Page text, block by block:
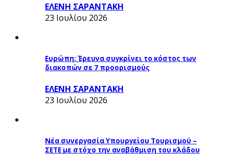
ΕΛΕΝΗ ΣΑΡΑΝΤΑΚΗ
23 Ιουλίου 2026
Ευρώπη: Έρευνα συγκρίνει το κόστος των
διακοπών σε 7 προορισμούς
ΕΛΕΝΗ ΣΑΡΑΝΤΑΚΗ
23 Ιουλίου 2026
Νέα συνεργασία Υπουργείου Τουρισμού –
ΣΕΤΕ με στόχο την αναβάθμιση του κλάδου